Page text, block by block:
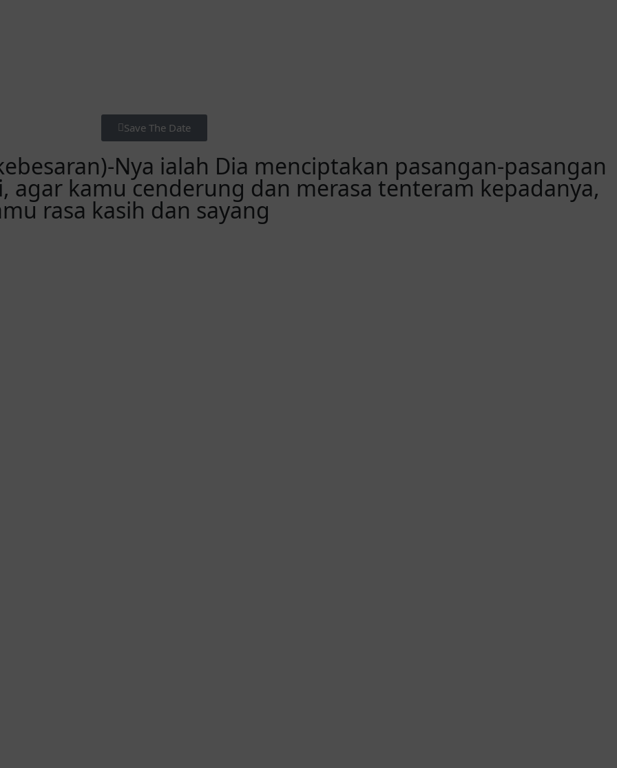
Save The Date
Nya ialah Dia menciptakan pasangan-pasangan
kamu cenderung dan merasa tenteram kepadanya,
rasa kasih dan sayang